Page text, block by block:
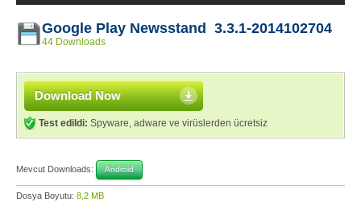
Google Play Newsstand 3.3.1-2014102704
44 Downloads
Download Now
Test edildi: Spyware, adware ve virüslerden ücretsiz
Mevcut Downloads: Android
Dosya Boyutu: 8,2 MB